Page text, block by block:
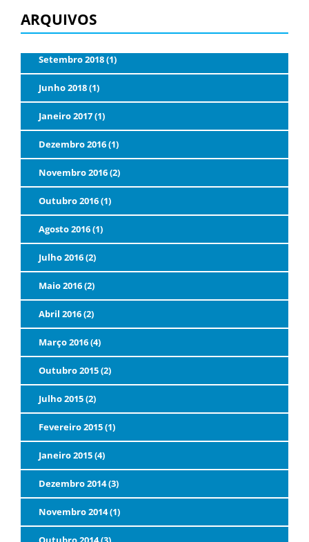
ARQUIVOS
Setembro 2018 (1)
Junho 2018 (1)
Janeiro 2017 (1)
Dezembro 2016 (1)
Novembro 2016 (2)
Outubro 2016 (1)
Agosto 2016 (1)
Julho 2016 (2)
Maio 2016 (2)
Abril 2016 (2)
Março 2016 (4)
Outubro 2015 (2)
Julho 2015 (2)
Fevereiro 2015 (1)
Janeiro 2015 (4)
Dezembro 2014 (3)
Novembro 2014 (1)